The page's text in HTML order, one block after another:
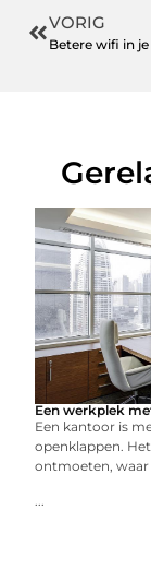
VORIG
Een werkplek
Een kantoor is
openklappen.
ontmoeten,
...